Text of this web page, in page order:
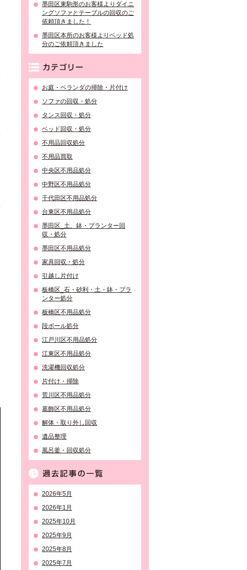
墨田区東駒形のお客様よりダイニ
ングソファとテーブルの回収のご
依頼頂きました！
墨田区本所のお客様よりベッド処
分のご依頼頂きました
お庭・ベランダの掃除・片付け
ソファの回収・処分
タンス回収・処分
ベッド回収・処分
不用品回収処分
不用品買取
中央区不用品処分
中野区不用品処分
千代田区不用品処分
台東区不用品処分
墨田区_土、鉢・プランター回
収・処分
墨田区不用品処分
家具回収・処分
引越し片付け
板橋区_石・砂利・土・鉢・プラ
ンター処分
板橋区不用品処分
段ボール処分
江戸川区不用品処分
江東区不用品処分
洗濯機回収処分
片付け・掃除
荒川区不用品処分
葛飾区不用品処分
解体・取り外し回収
遺品整理
風呂釜・回収処分
2026年5月
2026年1月
2025年10月
2025年9月
2025年8月
2025年7月